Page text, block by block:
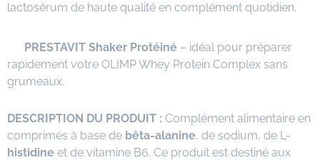
lactosérum de haute qualité en complément quotidien.
PRESTAVIT Shaker Protéiné – idéal pour préparer
rapidement votre OLIMP Whey Protein Complex sans
grumeaux.
DESCRIPTION DU PRODUIT : Complément alimentaire en
comprimés à base de bêta-alanine, de sodium, de L-
histidine et de vitamine B6. Ce produit est destiné aux